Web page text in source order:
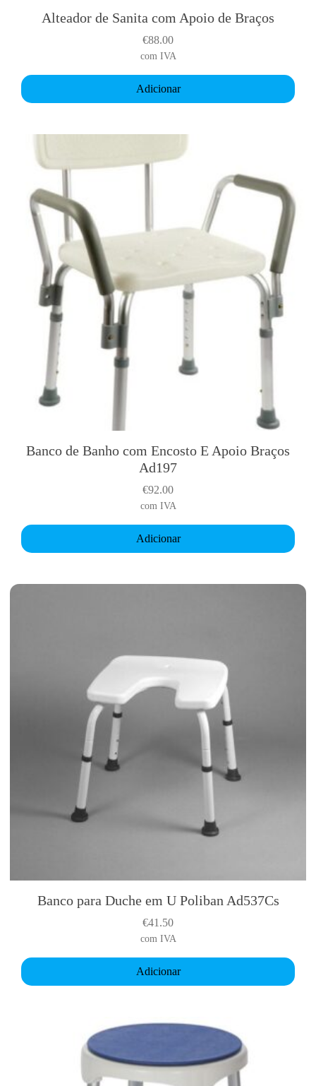
Alteador de Sanita com Apoio de Braços
€88.00
com IVA
Adicionar
Banco de Banho com Encosto E Apoio Braços
Ad197
€92.00
com IVA
Adicionar
Banco para Duche em U Poliban Ad537Cs
€41.50
com IVA
Adicionar